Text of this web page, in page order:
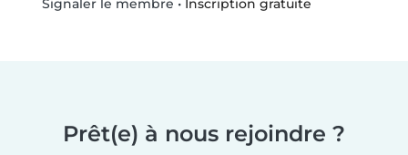
Signaler le membre
Prêt(e) à nous rejoindre ?